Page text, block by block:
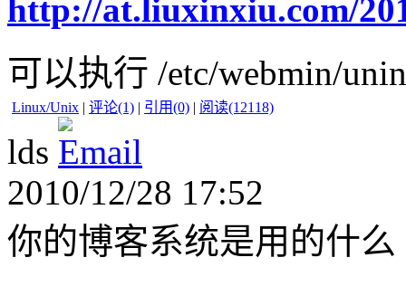
http://at.liuxinxiu.com/
可以执行 /etc/webmin/
Linux/Unix | 评论(1) | 引用(0) | 阅读(12118)
lds
2010/12/28 17:52
你的博客系统是用的什么